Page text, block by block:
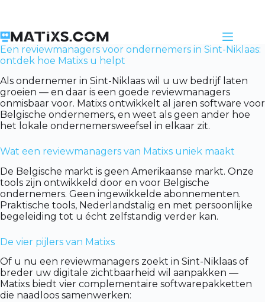
Een reviewmanagers voor ondernemers in Sint-Niklaas:
ontdek hoe Matixs u helpt
Als ondernemer in Sint-Niklaas wil u uw bedrijf laten
groeien — en daar is een goede reviewmanagers
onmisbaar voor. Matixs ontwikkelt al jaren software voor
Belgische ondernemers, en weet als geen ander hoe
het lokale ondernemersweefsel in elkaar zit.
Wat een reviewmanagers van Matixs uniek maakt
De Belgische markt is geen Amerikaanse markt. Onze
tools zijn ontwikkeld door en voor Belgische
ondernemers. Geen ingewikkelde abonnementen.
Praktische tools, Nederlandstalig en met persoonlijke
begeleiding tot u écht zelfstandig verder kan.
De vier pijlers van Matixs
Of u nu een reviewmanagers zoekt in Sint-Niklaas of
breder uw digitale zichtbaarheid wil aanpakken —
Matixs biedt vier complementaire softwarepakketten
die naadloos samenwerken: